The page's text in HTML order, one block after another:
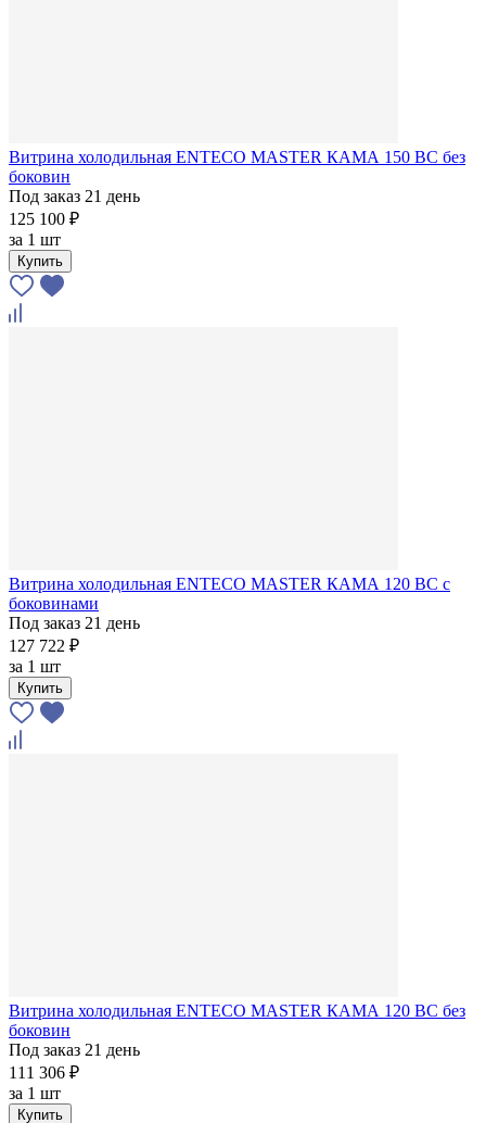
Витрина холодильная ENTECO MASTER КАМА 150 ВС без
боковин
Под заказ 21 день
125 100 ₽
за 1 шт
Купить
Витрина холодильная ENTECO MASTER КАМА 120 BC с
боковинами
Под заказ 21 день
127 722 ₽
за 1 шт
Купить
Витрина холодильная ENTECO MASTER КАМА 120 BC без
боковин
Под заказ 21 день
111 306 ₽
за 1 шт
Купить